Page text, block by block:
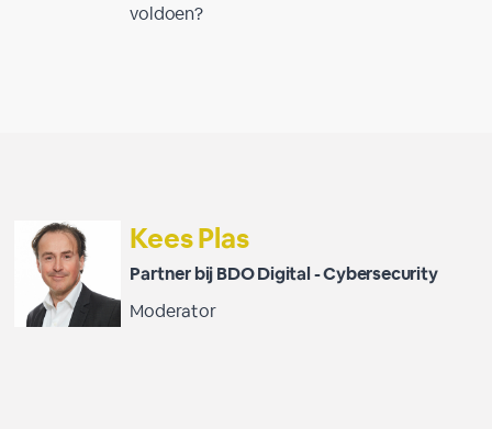
voldoen?
Kees Plas
Partner bij BDO Digital - Cybersecurity
Moderator